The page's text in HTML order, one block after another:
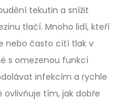
tekutin a snížit
tlačí. Mnoho lidí, kteří
nebo často cítí tlak v
s omezenou funkcí
infekcím a rychle
ovlivňuje tím, jak dobře